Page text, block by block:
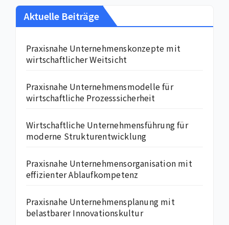
Aktuelle Beiträge
Praxisnahe Unternehmenskonzepte mit
wirtschaftlicher Weitsicht
Praxisnahe Unternehmensmodelle für
wirtschaftliche Prozesssicherheit
Wirtschaftliche Unternehmensführung für
moderne Strukturentwicklung
Praxisnahe Unternehmensorganisation mit
effizienter Ablaufkompetenz
Praxisnahe Unternehmensplanung mit
belastbarer Innovationskultur